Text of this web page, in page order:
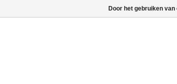
Door het gebruiken